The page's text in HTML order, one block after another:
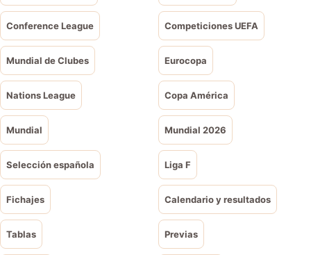
Conference League Competiciones UEFA
Mundial de Clubes Eurocopa
Nations League Copa América
Mundial Mundial 2026
Selección española Liga F
Fichajes Calendario y resultados
Tablas Previas